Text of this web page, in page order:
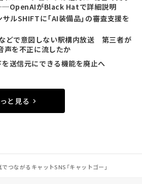
がBlack Hatで詳細説明
ルSHIFTに「AI装備品」の審査支援を
などで意図しない駅構内放送 第三者が
を不正に流したか
送信元にできる機能を廃止へ
と見る
つながるキャットSNS「キャットゴー」